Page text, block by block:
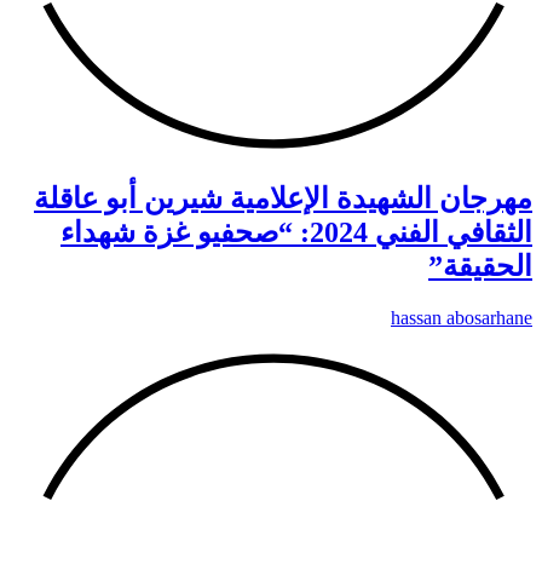
مهرجان الشهيدة الإعلامية شيرين أبو عاقلة
الثقافي الفني 2024: “صحفيو غزة شهداء
الحقيقة”
hassan abosarhane